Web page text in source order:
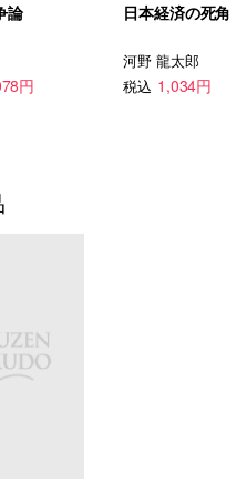
論
円
日本経済の死角
河野 龍太郎
税込 1,034円